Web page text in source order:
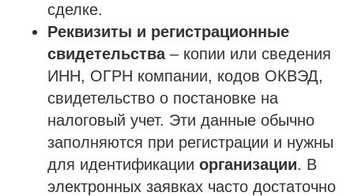
сделке.
Реквизиты и регистрационные
свидетельства – копии или сведения
ИНН, ОГРН компании, кодов ОКВЭД,
свидетельство о постановке на
налоговый учет. Эти данные обычно
заполняются при регистрации и нужны
для идентификации организации. В
электронных заявках часто достаточно